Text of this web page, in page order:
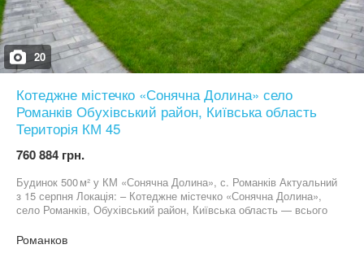
Без комісії! Мінімальне оформлення замовлення
20
Котеджне містечко «Сонячна Долина» село
Романків Обухівський район, Київська область
Територія КМ 45
760 884 грн.
Будинок 500 м² у КМ «Сонячна Долина», с. Романків Актуальний
з 15 серпня Локація: – Котеджне містечко «Сонячна Долина»,
село Романків, Обухівський район, Київська область — всього
озерами та тишею природи ⸻ Про будинок: – Площа: 500 м²
Романков